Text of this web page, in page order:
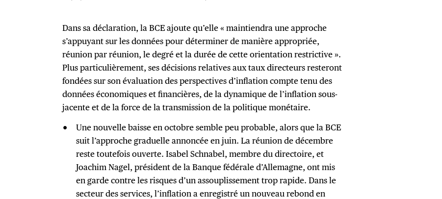
Dans sa déclaration, la BCE ajoute qu’elle « maintiendra une approche
s’appuyant sur les données pour déterminer de manière appropriée,
réunion par réunion, le degré et la durée de cette orientation restrictive ».
Plus particulièrement, ses décisions relatives aux taux directeurs resteront
fondées sur son évaluation des perspectives d’inflation compte tenu des
données économiques et financières, de la dynamique de l’inflation sous-
jacente et de la force de la transmission de la politique monétaire.
Une nouvelle baisse en octobre semble peu probable, alors que la BCE
suit l’approche graduelle annoncée en juin. La réunion de décembre
reste toutefois ouverte. Isabel Schnabel, membre du directoire, et
Joachim Nagel, président de la Banque fédérale d’Allemagne, ont mis
en garde contre les risques d’un assouplissement trop rapide. Dans le
secteur des services, l’inflation a enregistré un nouveau rebond en